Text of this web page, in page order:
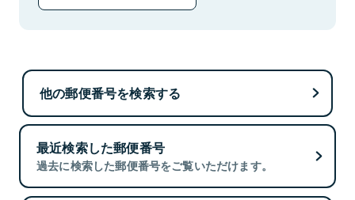
他の郵便番号を検索する
最近検索した郵便番号
過去に検索した郵便番号をご覧いただけます。